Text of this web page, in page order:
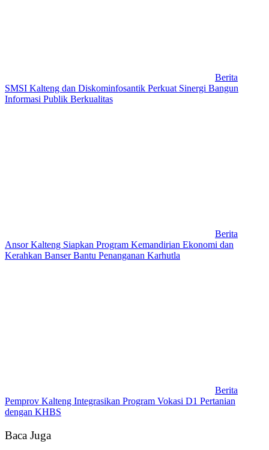
Berita
SMSI Kalteng dan Diskominfosantik Perkuat Sinergi Bangun
Informasi Publik Berkualitas
Berita
Ansor Kalteng Siapkan Program Kemandirian Ekonomi dan
Kerahkan Banser Bantu Penanganan Karhutla
Berita
Pemprov Kalteng Integrasikan Program Vokasi D1 Pertanian
dengan KHBS
Baca Juga